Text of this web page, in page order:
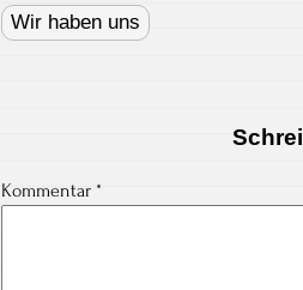
navigation
Wir haben uns
Kommentar *